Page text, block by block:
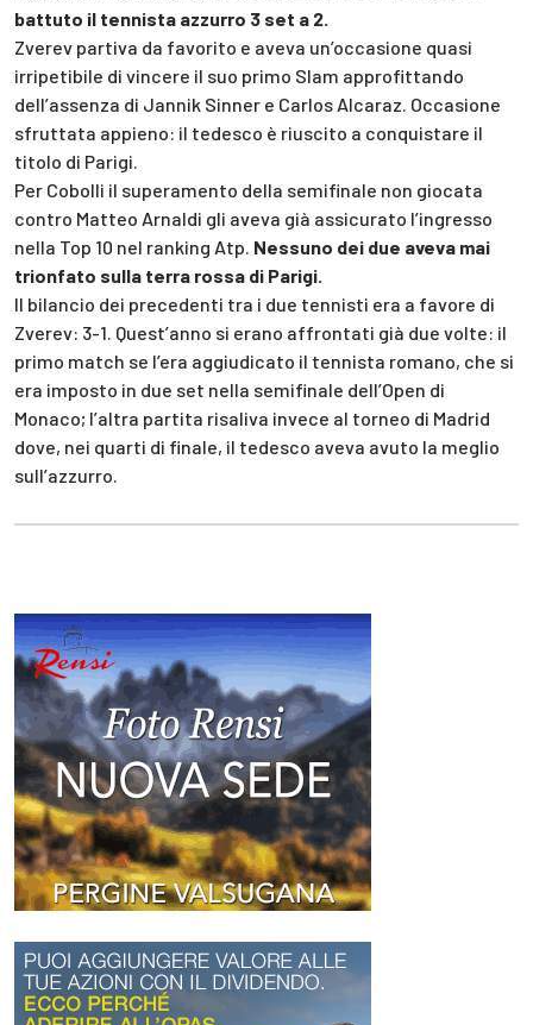
battuto il tennista azzurro 3 set a 2.
Zverev partiva da favorito e aveva un’occasione quasi
irripetibile di vincere il suo primo Slam approfittando
dell’assenza di Jannik Sinner e Carlos Alcaraz. Occasione
sfruttata appieno: il tedesco è riuscito a conquistare il
titolo di Parigi.
Per Cobolli il superamento della semifinale non giocata
contro Matteo Arnaldi gli aveva già assicurato l’ingresso
nella Top 10 nel ranking Atp. Nessuno dei due aveva mai
trionfato sulla terra rossa di Parigi.
Il bilancio dei precedenti tra i due tennisti era a favore di
Zverev: 3-1. Quest’anno si erano affrontati già due volte: il
primo match se l’era aggiudicato il tennista romano, che si
era imposto in due set nella semifinale dell’Open di
Monaco; l’altra partita risaliva invece al torneo di Madrid
dove, nei quarti di finale, il tedesco aveva avuto la meglio
sull’azzurro.